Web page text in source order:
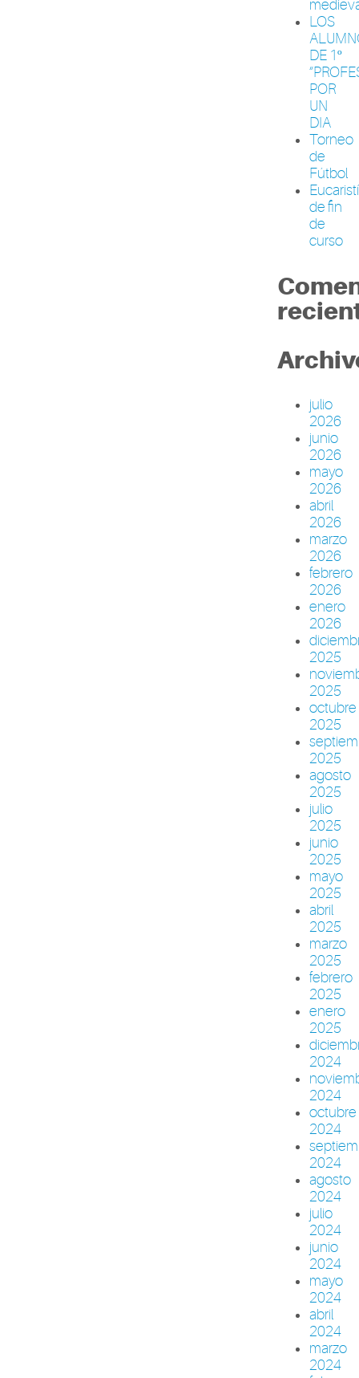
LOS
DE 1º
POR
UN
DIA
Torneo
de
Fútbol
de fin
de
curso
julio
2026
junio
2026
mayo
2026
abril
2026
marzo
2026
febrero
2026
enero
2026
2025
2025
octubre
2025
2025
agosto
2025
julio
2025
junio
2025
mayo
2025
abril
2025
marzo
2025
febrero
2025
enero
2025
2024
2024
octubre
2024
2024
agosto
2024
julio
2024
junio
2024
mayo
2024
abril
2024
marzo
2024